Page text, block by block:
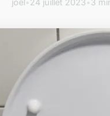
joël•24 juillet 2023•3